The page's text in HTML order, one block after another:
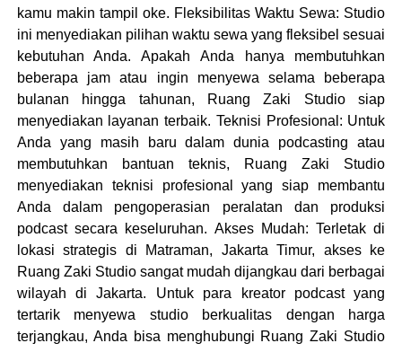
kamu makin tampil oke. Fleksibilitas Waktu Sewa: Studio
ini menyediakan pilihan waktu sewa yang fleksibel sesuai
kebutuhan Anda. Apakah Anda hanya membutuhkan
beberapa jam atau ingin menyewa selama beberapa
bulanan hingga tahunan, Ruang Zaki Studio siap
menyediakan layanan terbaik. Teknisi Profesional: Untuk
Anda yang masih baru dalam dunia podcasting atau
membutuhkan bantuan teknis, Ruang Zaki Studio
menyediakan teknisi profesional yang siap membantu
Anda dalam pengoperasian peralatan dan produksi
podcast secara keseluruhan. Akses Mudah: Terletak di
lokasi strategis di Matraman, Jakarta Timur, akses ke
Ruang Zaki Studio sangat mudah dijangkau dari berbagai
wilayah di Jakarta. Untuk para kreator podcast yang
tertarik menyewa studio berkualitas dengan harga
terjangkau, Anda bisa menghubungi Ruang Zaki Studio